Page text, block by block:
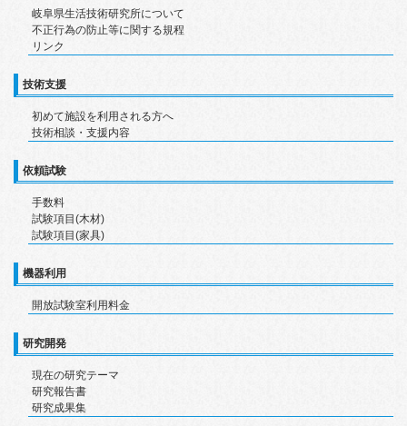
岐阜県生活技術研究所について
不正行為の防止等に関する規程
リンク
技術支援
初めて施設を利用される方へ
技術相談・支援内容
依頼試験
手数料
試験項目(木材)
試験項目(家具)
機器利用
開放試験室利用料金
研究開発
現在の研究テーマ
研究報告書
研究成果集